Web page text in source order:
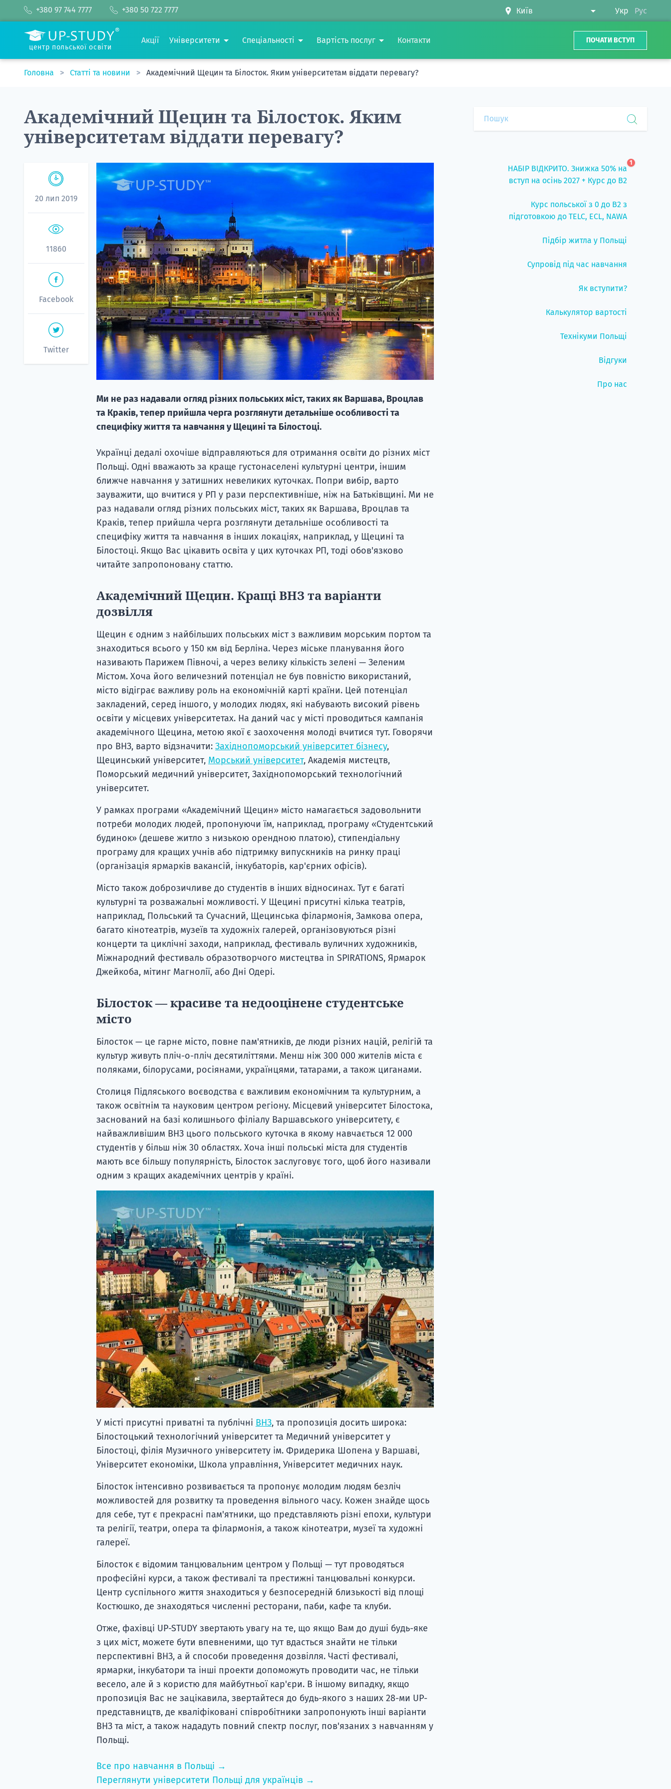
+380 97 744 7777 +380 50 722 7777 Укр Рус
центр польської освіти
Акції Університети Спеціальності Вартість послуг Контакти ПОЧАТИ ВСТУП
Головна Статті та новини Академічний Щецин та Білосток. Яким університетам віддати перевагу?
Академічний Щецин та Білосток. Яким
університетам віддати перевагу?
20 лип 2019
11860
Facebook
Twitter
Ми не раз надавали огляд різних польських міст, таких як Варшава, Вроцлав
та Краків, тепер прийшла черга розглянути детальніше особливості та
специфіку життя та навчання у Щецині та Білостоці.
Українці дедалі охочіше відправляються для отримання освіти до різних міст
Польщі. Одні вважають за краще густонаселені культурні центри, іншим
ближче навчання у затишних невеликих куточках. Попри вибір, варто
зауважити, що вчитися у РП у рази перспективніше, ніж на Батьківщині. Ми не
раз надавали огляд різних польських міст, таких як Варшава, Вроцлав та
Краків, тепер прийшла черга розглянути детальніше особливості та
специфіку життя та навчання в інших локаціях, наприклад, у Щецині та
Білостоці. Якщо Вас цікавить освіта у цих куточках РП, тоді обов'язково
читайте запропоновану статтю.
Академічний Щецин. Кращі ВНЗ та варіанти
дозвілля
Щецин є одним з найбільших польських міст з важливим морським портом та
знаходиться всього у 150 км від Берліна. Через міське планування його
називають Парижем Півночі, а через велику кількість зелені — Зеленим
Містом. Хоча його величезний потенціал не був повністю використаний,
місто відіграє важливу роль на економічній карті країни. Цей потенціал
закладений, серед іншого, у молодих людях, які набувають високий рівень
освіти у місцевих університетах. На даний час у місті проводиться кампанія
академічного Щецина, метою якої є заохочення молоді вчитися тут. Говорячи
про ВНЗ, варто відзначити: Західнопоморський університет бізнесу,
Щецинський університет, Морський університет, Академія мистецтв,
Поморський медичний університет, Західнопоморський технологічний
університет.
У рамках програми «Академічний Щецин» місто намагається задовольнити
потреби молодих людей, пропонуючи їм, наприклад, програму «Студентський
будинок» (дешеве житло з низькою орендною платою), стипендіальну
програму для кращих учнів або підтримку випускників на ринку праці
(організація ярмарків вакансій, інкубаторів, кар'єрних офісів).
Місто також доброзичливе до студентів в інших відносинах. Тут є багаті
культурні та розважальні можливості. У Щецині присутні кілька театрів,
наприклад, Польський та Сучасний, Щецинська філармонія, Замкова опера,
багато кінотеатрів, музеїв та художніх галерей, організовуються різні
концерти та циклічні заходи, наприклад, фестиваль вуличних художників,
Міжнародний фестиваль образотворчого мистецтва in SPIRATIONS, Ярмарок
Джейкоба, мітинг Магнолії, або Дні Одері.
Білосток — красиве та недооцінене студентське
місто
Білосток — це гарне місто, повне пам'ятників, де люди різних націй, релігій та
культур живуть пліч-о-пліч десятиліттями. Менш ніж 300 000 жителів міста є
поляками, білорусами, росіянами, українцями, татарами, а також циганами.
Столиця Підляського воєводства є важливим економічним та культурним, а
також освітнім та науковим центром регіону. Місцевий університет Білостока,
заснований на базі колишнього філіалу Варшавського університету, є
найважливішим ВНЗ цього польського куточка в якому навчається 12 000
студентів у більш ніж 30 областях. Хоча інші польські міста для студентів
мають все більшу популярність, Білосток заслуговує того, щоб його називали
одним з кращих академічних центрів у країні.
У місті присутні приватні та публічні ВНЗ, та пропозиція досить широка:
Білостоцький технологічний університет та Медичний університет у
Білостоці, філія Музичного університету ім. Фридерика Шопена у Варшаві,
Університет економіки, Школа управління, Університет медичних наук.
Білосток інтенсивно розвивається та пропонує молодим людям безліч
можливостей для розвитку та проведення вільного часу. Кожен знайде щось
для себе, тут є прекрасні пам'ятники, що представляють різні епохи, культури
та релігії, театри, опера та філармонія, а також кінотеатри, музеї та художні
галереї.
Білосток є відомим танцювальним центром у Польщі — тут проводяться
професійні курси, а також фестивалі та престижні танцювальні конкурси.
Центр суспільного життя знаходиться у безпосередній близькості від площі
Костюшко, де знаходяться численні ресторани, паби, кафе та клуби.
Отже, фахівці UP-STUDY звертають увагу на те, що якщо Вам до душі будь-яке
з цих міст, можете бути впевненими, що тут вдасться знайти не тільки
перспективні ВНЗ, а й способи проведення дозвілля. Часті фестивалі,
ярмарки, інкубатори та інші проекти допоможуть проводити час, не тільки
весело, але й з користю для майбутньої кар'єри. В іншому випадку, якщо
пропозиція Вас не зацікавила, звертайтеся до будь-якого з наших 28-ми UP-
представництв, де кваліфіковані співробітники запропонують інші варіанти
ВНЗ та міст, а також нададуть повний спектр послуг, пов'язаних з навчанням у
Польщі.
Все про навчання в Польщі →
Переглянути університети Польщі для українців →
НАБІР ВІДКРИТО. Знижка 50% на
вступ на осінь 2027 + Курс до B2
1
Курс польської з 0 до B2 з
підготовкою до TELC, ECL, NAWA
Підбір житла у Польщі
Супровід під час навчання
Як вступити?
Калькулятор вартості
Технікуми Польщі
Відгуки
Про нас